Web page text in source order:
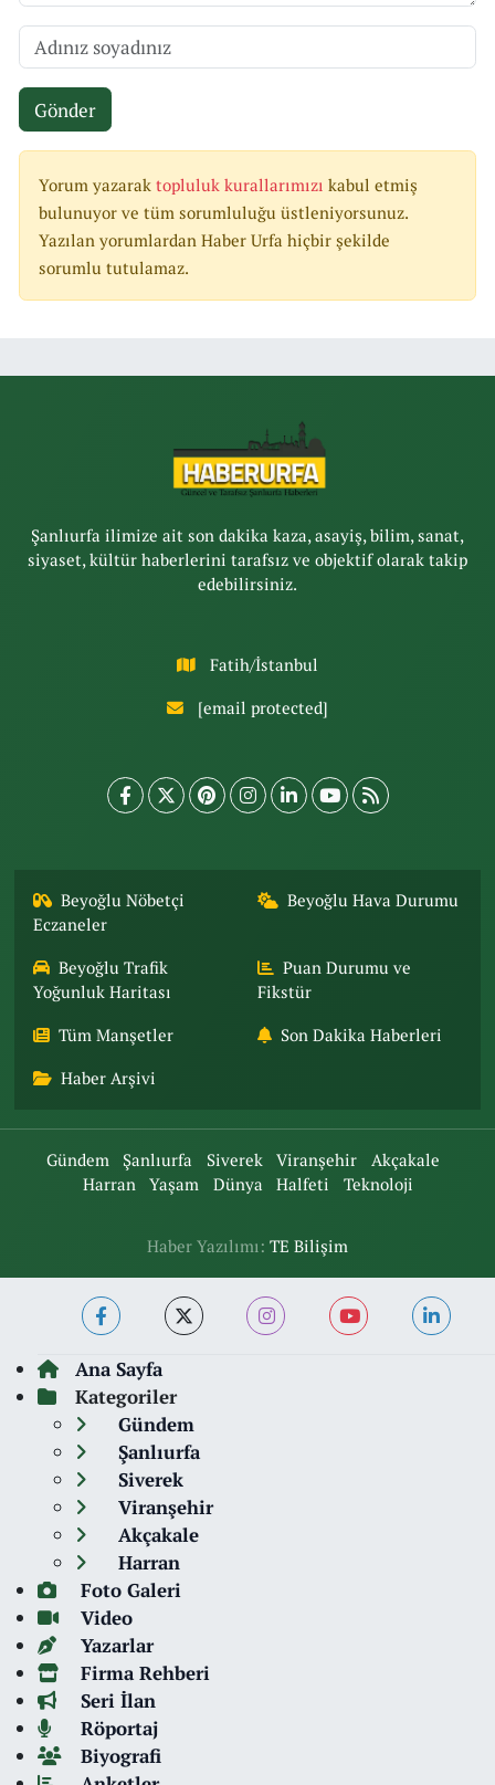
Gönder
Yorum yazarak topluluk kurallarımızı kabul etmiş
bulunuyor ve tüm sorumluluğu üstleniyorsunuz.
Yazılan yorumlardan Haber Urfa hiçbir şekilde
sorumlu tutulamaz.
Şanlıurfa ilimize ait son dakika kaza, asayiş, bilim, sanat,
siyaset, kültür haberlerini tarafsız ve objektif olarak takip
edebilirsiniz.
Fatih/İstanbul
[email protected]
Beyoğlu Nöbetçi
Eczaneler
Beyoğlu Hava Durumu
Beyoğlu Trafik
Yoğunluk Haritası
Puan Durumu ve
Fikstür
Tüm Manşetler Son Dakika Haberleri
Haber Arşivi
Gündem Şanlıurfa Siverek Viranşehir
Akçakale
Harran
Yaşam Dünya Halfeti Teknoloji
Haber Yazılımı: TE Bilişim
Ana Sayfa
Kategoriler
Gündem
Şanlıurfa
Siverek
Viranşehir
Akçakale
Harran
Foto Galeri
Video
Yazarlar
Firma Rehberi
Seri İlan
Röportaj
Biyografi